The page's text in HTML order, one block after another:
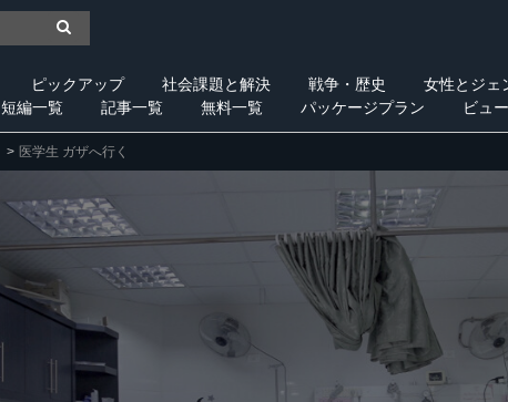
ピックアップ 社会課題と解決 戦争・歴史 女性とジェ
短編一覧 記事一覧 無料一覧 パッケージプラン ビュ
医学生 ガザへ行く